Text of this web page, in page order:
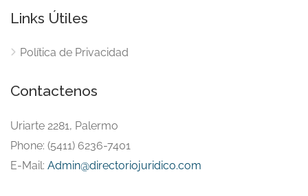
Links Útiles
Política de Privacidad
Contactenos
Uriarte 2281, Palermo
Phone: (5411) 6236-7401
E-Mail: Admin@directoriojuridico.com